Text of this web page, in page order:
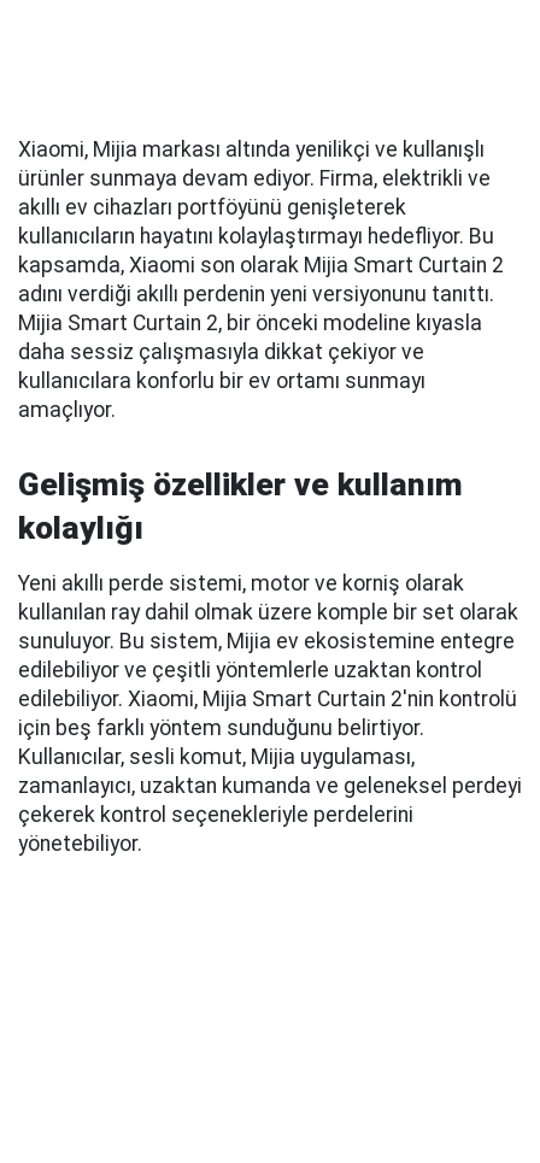
Xiaomi, Mijia markası altında yenilikçi ve kullanışlı
ürünler sunmaya devam ediyor. Firma, elektrikli ve
akıllı ev cihazları portföyünü genişleterek
kullanıcıların hayatını kolaylaştırmayı hedefliyor. Bu
kapsamda, Xiaomi son olarak Mijia Smart Curtain 2
adını verdiği akıllı perdenin yeni versiyonunu tanıttı.
Mijia Smart Curtain 2, bir önceki modeline kıyasla
daha sessiz çalışmasıyla dikkat çekiyor ve
kullanıcılara konforlu bir ev ortamı sunmayı
amaçlıyor.
Gelişmiş özellikler ve kullanım
kolaylığı
Yeni akıllı perde sistemi, motor ve korniş olarak
kullanılan ray dahil olmak üzere komple bir set olarak
sunuluyor. Bu sistem, Mijia ev ekosistemine entegre
edilebiliyor ve çeşitli yöntemlerle uzaktan kontrol
edilebiliyor. Xiaomi, Mijia Smart Curtain 2'nin kontrolü
için beş farklı yöntem sunduğunu belirtiyor.
Kullanıcılar, sesli komut, Mijia uygulaması,
zamanlayıcı, uzaktan kumanda ve geleneksel perdeyi
çekerek kontrol seçenekleriyle perdelerini
yönetebiliyor.